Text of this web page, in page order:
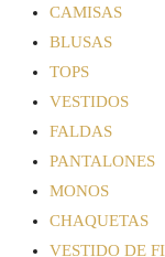
CAMISAS
BLUSAS
TOPS
VESTIDOS
FALDAS
PANTALONES
MONOS
CHAQUETAS
VESTIDO DE